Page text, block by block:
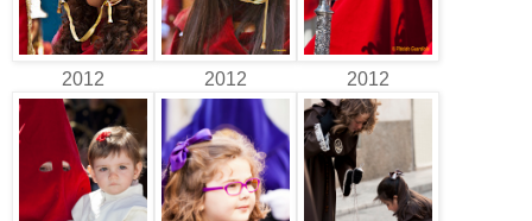
2012 2012 2012